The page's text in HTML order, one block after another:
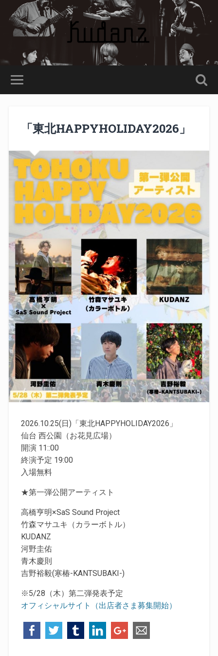
「東北HAPPYHOLIDAY2026」
2026.10.25(日)「東北HAPPYHOLIDAY2026」
仙台 西公園（お花見広場）
開演 11::00
終演予定 19:00
入場無料
★第一弾公開アーティスト
高橋亨明×SaS Sound Project
竹森マサユキ（カラーボトル）
KUDANZ
河野圭佑
青木慶則
吉野裕毅(寒椿-KANTSUBAKI-)
※5/28（木）第二弾発表予定
オフィシャルサイト（出店者さま募集開始）